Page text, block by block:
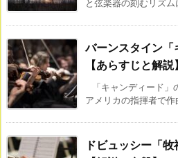
と弦楽器の刻むリズ
バーンスタイン「
【あらすじと解説】
「キャンディード
アメリカの指揮者で
ドビュッシー「牧